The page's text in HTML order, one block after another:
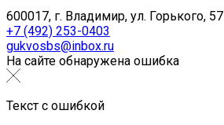
600017, г. Владимир, ул. Горького, 57
+7 (492) 253-0403
gukvosbs@inbox.ru
На сайте обнаружена ошибка
Текст с ошибкой